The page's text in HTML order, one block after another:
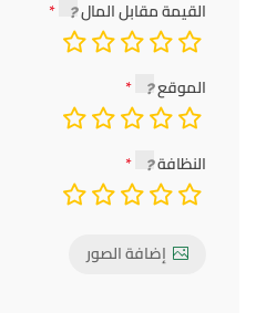
القيمة مقابل المال
الموقع
النظافة
إضافة الصور